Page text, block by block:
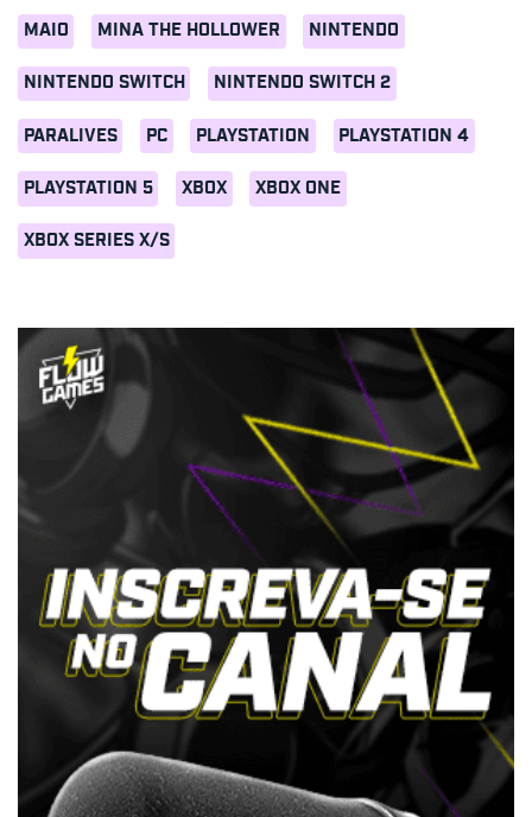
MAIO MINA THE HOLLOWER NINTENDO
NINTENDO SWITCH NINTENDO SWITCH 2
PARALIVES PC PLAYSTATION PLAYSTATION 4
PLAYSTATION 5 XBOX XBOX ONE
XBOX SERIES X/S